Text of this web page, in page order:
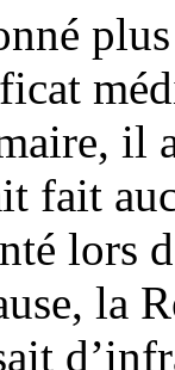
il
fait
lors
la